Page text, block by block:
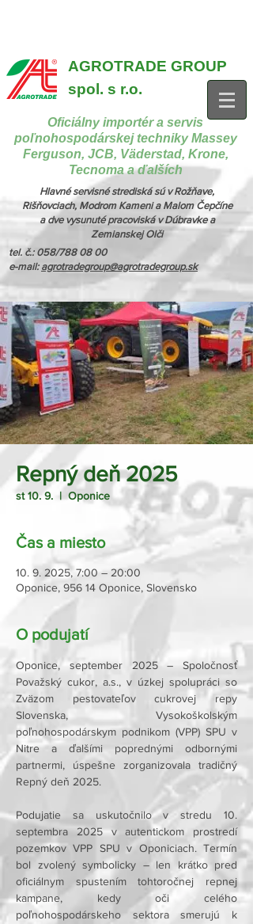
AGROTRADE GROUP
spol. s r.o.
Oficiálny importér a servis
poľnohospodárskej techniky Massey
Ferguson, JCB, Väderstad, Krone,
Tecnoma a ďalších
Hlavné servisné strediská sú v Rožňave,
Rišňovciach, Modrom Kameni a Malom Čepčíne
a dve vysunuté pracoviská v Dúbravke a
Zemianskej Olči
tel. č.: 058/788 08 00
e-mail: agrotradegroup@agrotradegroup.sk
Repný deň 2025
st 10. 9.
  |
Oponice
Čas a miesto
10. 9. 2025, 7:00 – 20:00
Oponice, 956 14 Oponice, Slovensko
O podujatí
Oponice, september 2025 – Spoločnosť
Považský cukor, a.s., v úzkej spolupráci so
Zväzom pestovateľov cukrovej repy
Slovenska, Vysokoškolským
poľnohospodárskym podnikom (VPP) SPU v
Nitre a ďalšími poprednými odbornými
partnermi, úspešne zorganizovala tradičný
Repný deň 2025.
Podujatie sa uskutočnilo v stredu 10.
septembra 2025 v autentickom prostredí
pozemkov VPP SPU v Oponiciach. Termín
bol zvolený symbolicky – len krátko pred
oficiálnym spustením tohtoročnej repnej
kampane, kedy oči celého
poľnohospodárskeho sektora smerujú k